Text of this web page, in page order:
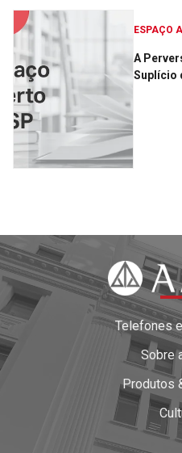
ESPAÇO
A
Suplício
Telefones
Sobre
Produtos